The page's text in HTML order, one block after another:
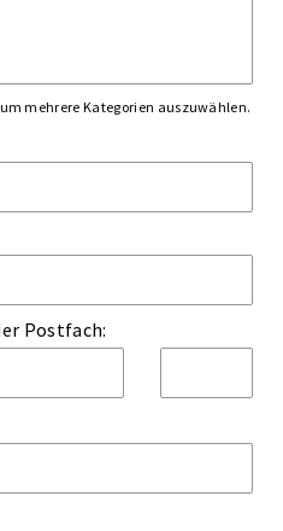
mehrere Kategorien auszuwählen.
Postfach: